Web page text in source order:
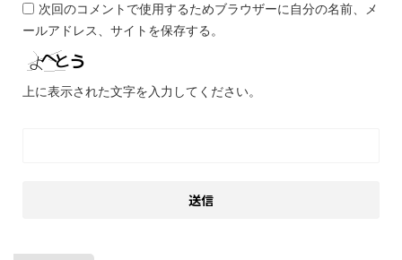
次回のコメントで使用するためブラウザーに自分の名前、メ
ールアドレス、サイトを保存する。
上に表示された文字を入力してください。